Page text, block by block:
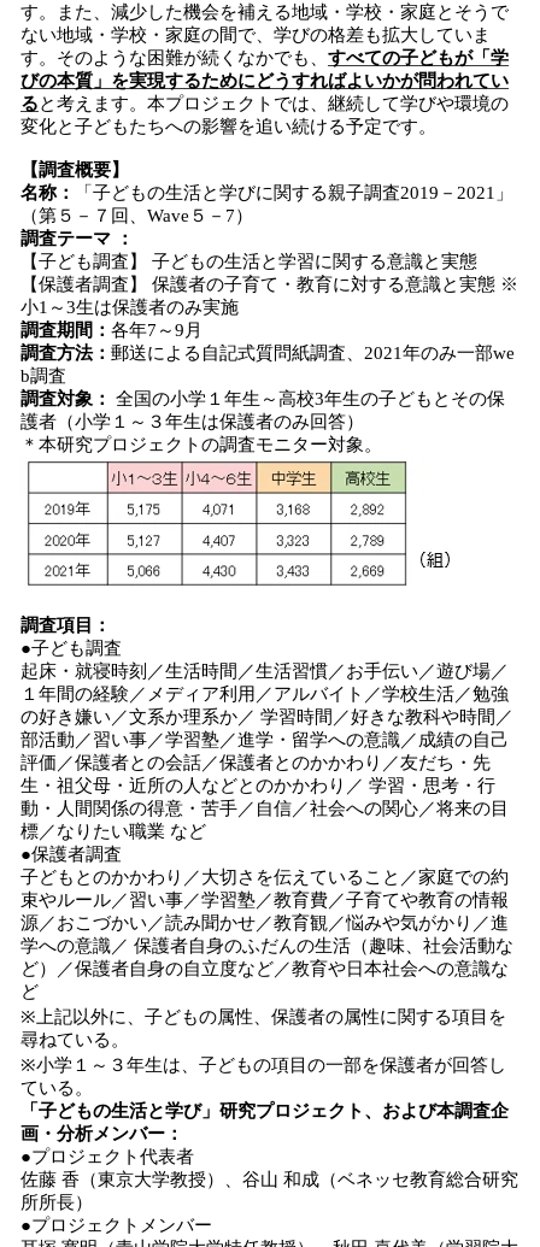
す。また、減少した機会を補える地域・学校・家庭とそうで
ない地域・学校・家庭の間で、学びの格差も拡大していま
す。そのような困難が続くなかでも、 すべての子どもが「学
びの本質」を実現するためにどうすればよいかが問われてい
ると考えます。本プロジェクトでは、継続して学びや環境の
変化と子どもたちへの影響を追い続ける予定です。
【調査概要】
名称：
「子どもの生活と学びに関する親子調査2019－2021」
（第５－７回、Wave５－7）
調査テーマ ：
【子ども調査】 子どもの生活と学習に関する意識と実態
【保護者調査】 保護者の子育て・教育に対する意識と実態 ※
小1～3生は保護者のみ実施
調査期間： 各年7～9月
調査方法： 郵送による自記式質問紙調査、2021年のみ一部we
b調査
調査対象：
全国の小学１年生～高校3年生の子どもとその保
護者（小学１～３年生は保護者のみ回答）
＊本研究プロジェクトの調査モニター対象。
調査項目：
●子ども調査
起床・就寝時刻／生活時間／生活習慣／お手伝い／遊び場／
１年間の経験／メディア利用／アルバイト／学校生活／勉強
の好き嫌い／文系か理系か／ 学習時間／好きな教科や時間／
部活動／習い事／学習塾／進学・留学への意識／成績の自己
評価／保護者との会話／保護者とのかかわり／友だち・先
生・祖父母・近所の人などとのかかわり／ 学習・思考・行
動・人間関係の得意・苦手／自信／社会への関心／将来の目
標／なりたい職業 など
●保護者調査
子どもとのかかわり／大切さを伝えていること／家庭での約
束やルール／習い事／学習塾／教育費／子育てや教育の情報
源／おこづかい／読み聞かせ／教育観／悩みや気がかり／進
学への意識／ 保護者自身のふだんの生活（趣味、社会活動な
ど）／保護者自身の自立度など／教育や日本社会への意識な
ど
※上記以外に、子どもの属性、保護者の属性に関する項目を
尋ねている。
※小学１～３年生は、子どもの項目の一部を保護者が回答し
ている。
「子どもの生活と学び」研究プロジェクト、および本調査企
画・分析メンバー：
●プロジェクト代表者
佐藤 香（東京大学教授）、谷山 和成（ベネッセ教育総合研究
所所長）
●プロジェクトメンバー